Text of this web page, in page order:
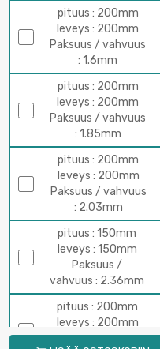
pituus : 200mm
leveys : 200mm
Paksuus / vahvuus
: 1.6mm
pituus : 200mm
leveys : 200mm
Paksuus / vahvuus
: 1.85mm
pituus : 200mm
leveys : 200mm
Paksuus / vahvuus
: 2.03mm
pituus : 150mm
leveys : 150mm
Paksuus /
vahvuus : 2.36mm
pituus : 200mm
leveys : 200mm
Paksuus /